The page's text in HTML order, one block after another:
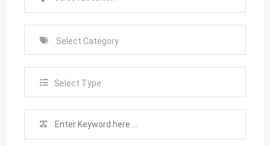
Select Type